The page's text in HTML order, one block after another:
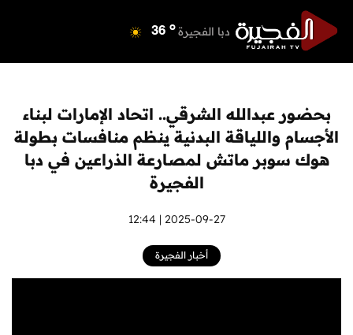
دبا الفجيرة 36 o
أم القيوين 39 o
راس الخيمة o
الفجيرة 35 o
بحضور عبدالله الشرقي.. اتحاد الإمارات لبناء
الأجسام واللياقة البدنية ينظم منافسات بطولة
هوك سوبر ماتش لمصارعة الذراعين في دبا
الفجيرة
2025-09-27 | 12:44
أخبار الفجيرة